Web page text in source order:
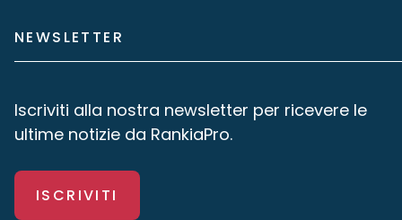
NEWSLETTER
Iscriviti alla nostra newsletter per ricevere le
ultime notizie da RankiaPro.
ISCRIVITI